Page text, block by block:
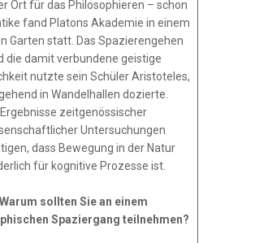
Ort für das Philosophieren – schon
fand Platons Akademie in einem
Garten statt. Das Spazierengehen
die damit verbundene geistige
nutzte sein Schüler Aristoteles,
in Wandelhallen dozierte.
Ergebnisse zeitgenössischer
Untersuchungen
dass Bewegung in der Natur
für kognitive Prozesse ist.
Warum sollten Sie an einem
Spaziergang teilnehmen?